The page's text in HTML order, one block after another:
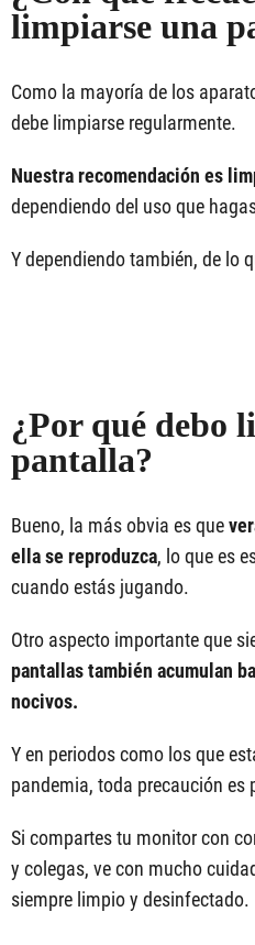
limpiarse una
Como la mayoría de los
debe limpiarse regularmente.
Nuestra recomendación es
dependiendo del uso que
Y dependiendo también, de lo
¿Por qué debo
pantalla?
Bueno, la más obvia es que
ella se reproduzca, lo que es
cuando estás jugando.
Otro aspecto importante que
pantallas también acumulan
nocivos.
Y en periodos como los que
pandemia, toda precaución es
Si compartes tu monitor con
y colegas, ve con mucho
siempre limpio y desinfectado.